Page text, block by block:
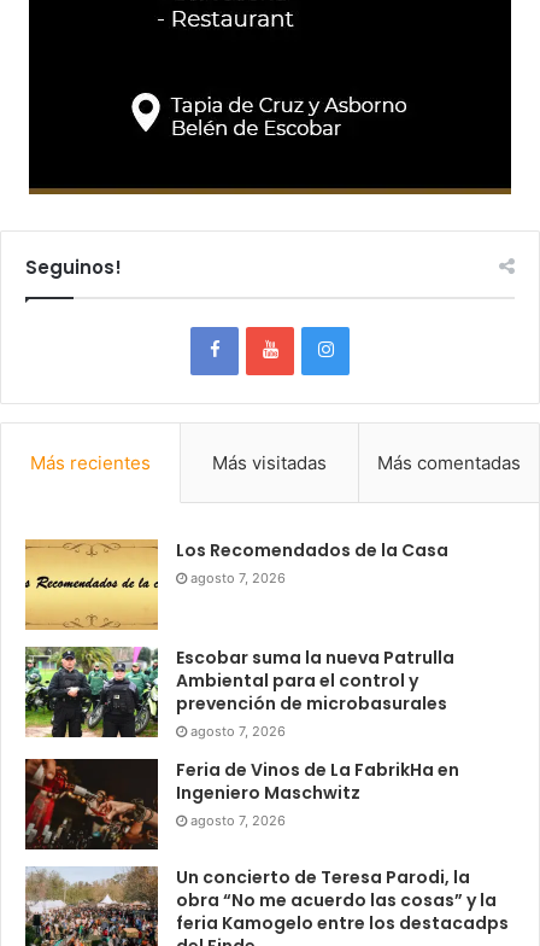
Seguinos!
Más recientes Más visitadas Más comentadas
Los Recomendados de la Casa
agosto 7, 2026
Escobar suma la nueva Patrulla
Ambiental para el control y
prevención de microbasurales
agosto 7, 2026
Feria de Vinos de La FabrikHa en
Ingeniero Maschwitz
agosto 7, 2026
Un concierto de Teresa Parodi, la
obra “No me acuerdo las cosas” y la
feria Kamogelo entre los destacadps